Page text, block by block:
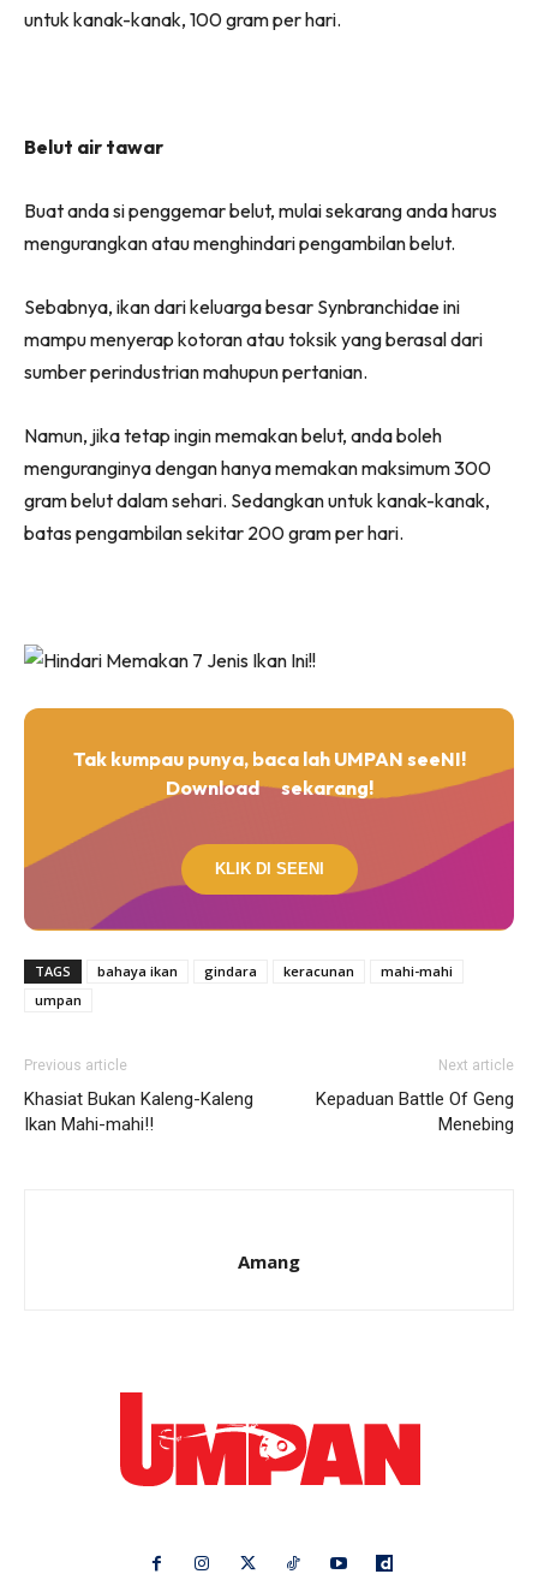
untuk kanak-kanak, 100 gram per hari.
Belut air tawar
Buat anda si penggemar belut, mulai sekarang anda harus
mengurangkan atau menghindari pengambilan belut.
Sebabnya, ikan dari keluarga besar Synbranchidae ini
mampu menyerap kotoran atau toksik yang berasal dari
sumber perindustrian mahupun pertanian.
Namun, jika tetap ingin memakan belut, anda boleh
menguranginya dengan hanya memakan maksimum 300
gram belut dalam sehari. Sedangkan untuk kanak-kanak,
batas pengambilan sekitar 200 gram per hari.
Tak kumpau punya, baca lah UMPAN seeNI!
Download
sekarang!
KLIK DI SEENI
TAGS bahaya ikan gindara keracunan
mahi-mahi
umpan
Previous article
Khasiat Bukan Kaleng-Kaleng
Ikan Mahi-mahi!!
Next article
Kepaduan Battle Of Geng
Menebing
Amang